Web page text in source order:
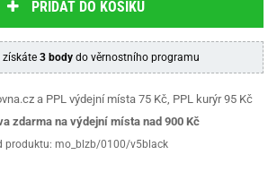
PŘIDAT DO KOŠÍKU
získáte 3 bodydo věrnostního programu
a PPL výdejní místa 75 Kč, PPL kurýr 95 Kč
zdarma na výdejní místa nad 900 Kč
produktu: mo_blzb/0100/v5black